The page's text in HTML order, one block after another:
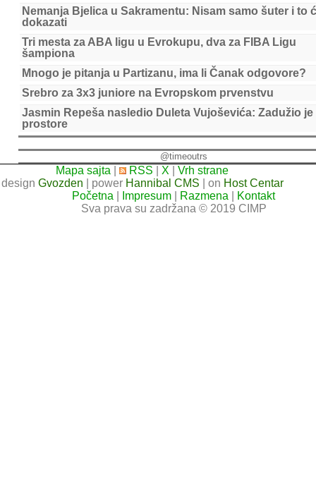
Nemanja Bjelica u Sakramentu: Nisam samo šuter i to
dokazati
Tri mesta za ABA ligu u Evrokupu, dva za FIBA Ligu
šampiona
Mnogo je pitanja u Partizanu, ima li Čanak odgovore?
Srebro za 3x3 juniore na Evropskom prvenstvu
Jasmin Repeša nasledio Duleta Vujoševića: Zadužio je
prostore
@timeoutrs
Mapa sajta | RSS X |Vrh strane
design Gvozden | power Hannibal CMS | on Host Centar
Početna
Impresum Razmena
Kontakt
Sva prava su zadržana © 2019 CIMP